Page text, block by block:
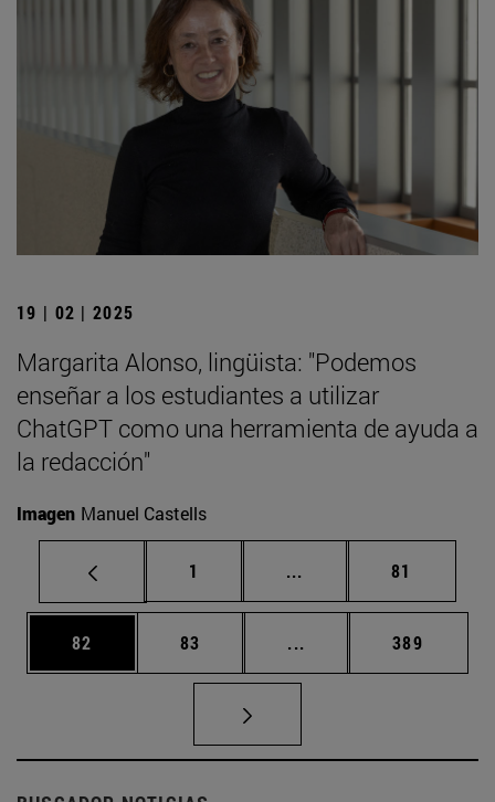
19 | 02 | 2025
Margarita Alonso, lingüista: "Podemos
enseñar a los estudiantes a utilizar
ChatGPT como una herramienta de ayuda a
la redacción"
Imagen Manuel Castells
Página
1 ... Páginas intermedias
Página
81
Página
82 Página
83 ... Páginas intermedias
Página
389